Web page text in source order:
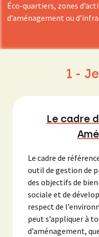
Éco-quartiers, zones
d’aménagement ou
1 -
Le cadre
Le cadre de
outil de gestion de
des objectifs de
sociale et de
respect de
peut s’appliquer à
d’aménagement,